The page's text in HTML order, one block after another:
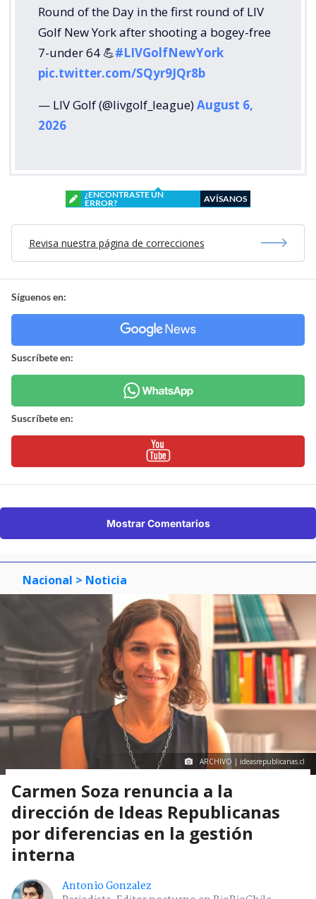
Round of the Day in the first round of LIV
Golf New York after shooting a bogey-free
7-under 64 💪#LIVGolfNewYork
pic.twitter.com/SQyr9JQr8b
— LIV Golf (@livgolf_league)August 6,
2026
¿ENCONTRASTE UN
ERROR?
AVÍSANOS
Revisa nuestra página de correcciones
Síguenos en:
Suscríbete en:
Suscríbete en:
Mostrar Comentarios
Nacional > Noticia
ARCHIVO | ideasrepublicanas.cl
Carmen Soza renuncia a la
dirección de Ideas Republicanas
por diferencias en la gestión
interna
Antonio Gonzalez